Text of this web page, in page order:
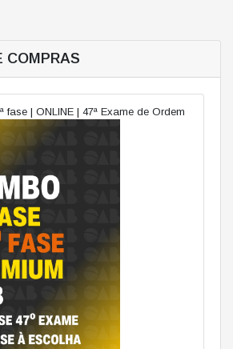
COMPRAS
fase | ONLINE | 47ª Exame de Ordem